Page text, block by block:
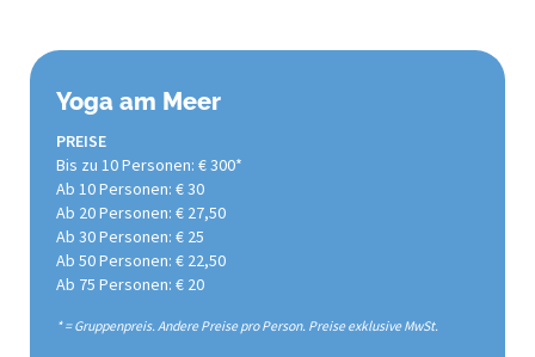
Yoga am Meer
PREISE
Bis zu 10 Personen: € 300*
Ab 10 Personen: € 30
Ab 20 Personen: € 27,50
Ab 30 Personen: € 25
Ab 50 Personen: € 22,50
Ab 75 Personen: € 20
* = Gruppenpreis. Andere Preise pro Person. Preise exklusive MwSt.